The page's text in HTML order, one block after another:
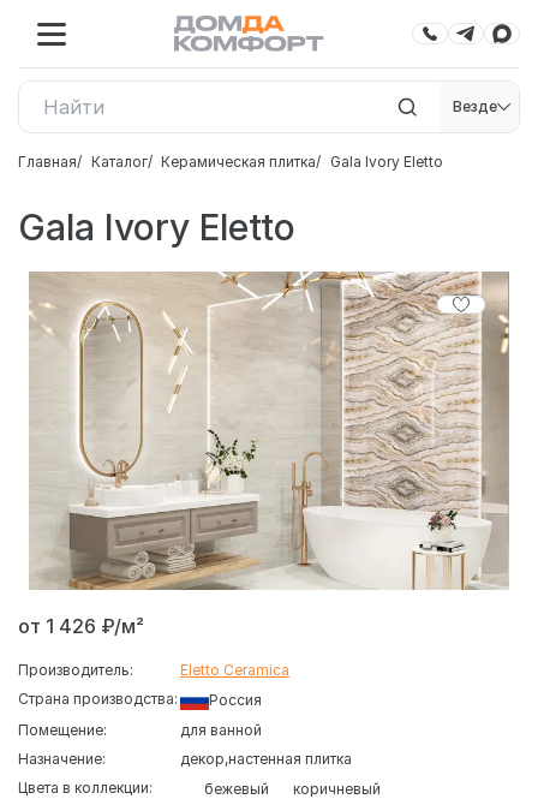
Везде
Главная Каталог Керамическая плитка Gala Ivory Eletto
Gala Ivory Eletto
от 1 426 ₽/м²
Производитель:
Eletto Ceramica
Страна производства:
Россия
Помещение:
для ванной
Назначение:
декор настенная плитка
Цвета в коллекции:
бежевый
коричневый